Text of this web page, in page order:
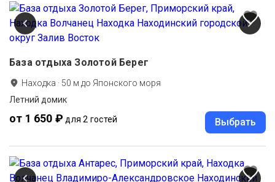
База отдыха Золотой Берег
Находка · 50 м до Японского моря
Летний домик
от 1 650 ₽ для 2 гостей Выбрать